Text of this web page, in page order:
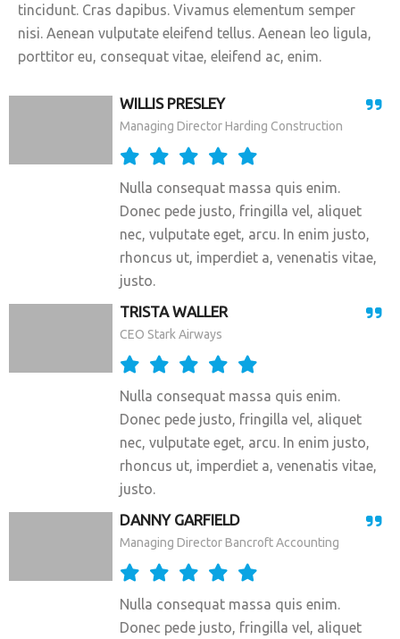
tincidunt. Cras dapibus. Vivamus elementum semper
nisi. Aenean vulputate eleifend tellus. Aenean leo ligula,
porttitor eu, consequat vitae, eleifend ac, enim.
WILLIS PRESLEY
Managing Director Harding Construction
Nulla consequat massa quis enim.
Donec pede justo, fringilla vel, aliquet
nec, vulputate eget, arcu. In enim justo,
rhoncus ut, imperdiet a, venenatis vitae,
justo.
TRISTA WALLER
CEO Stark Airways
Nulla consequat massa quis enim.
Donec pede justo, fringilla vel, aliquet
nec, vulputate eget, arcu. In enim justo,
rhoncus ut, imperdiet a, venenatis vitae,
justo.
DANNY GARFIELD
Managing Director Bancroft Accounting
Nulla consequat massa quis enim.
Donec pede justo, fringilla vel, aliquet